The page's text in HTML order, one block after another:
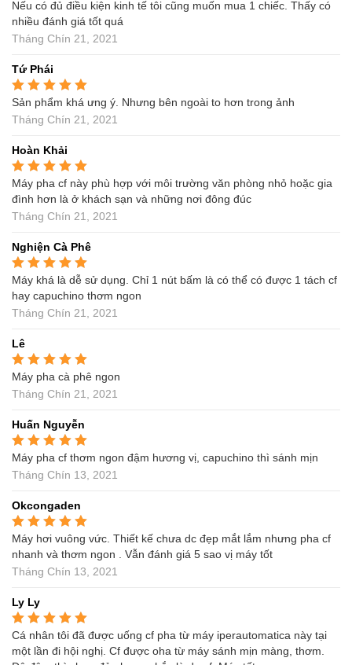
Được xếp hạng 55
sao
Nếu có đủ điều kiện kinh tế tôi cũng muốn mua 1 chiếc. Thấy có
nhiều đánh giá tốt quá
Tháng Chín 21, 2021
Tứ Phái
Được xếp hạng55
sao
Sản phẩm khá ưng ý. Nhưng bên ngoài to hơn trong ảnh
Tháng Chín 21, 2021
Hoàn Khải
Được xếp hạng 55
sao
Máy pha cf này phù hợp với môi trường văn phòng nhỏ hoặc gia
đình hơn là ở khách sạn và những nơi đông đúc
Tháng Chín 21, 2021
Nghiện Cà Phê
Được xếp hạng55
sao
Máy khá là dễ sử dụng. Chỉ 1 nút bấm là có thể có được 1 tách cf
hay capuchino thơm ngon
Tháng Chín 21, 2021
Lê
Được xếp hạng55
sao
Máy pha cà phê ngon
Tháng Chín 21, 2021
Huấn Nguyễn
Được xếp hạng5 5
sao
Máy pha cf thơm ngon đậm hương vị, capuchino thì sánh mịn
Tháng Chín 13, 2021
Okcongaden
Được xếp hạng55
sao
Máy hơi vuông vức. Thiết kế chưa dc đẹp mắt lắm nhưng pha cf
nhanh và thơm ngon . Vẫn đánh giá 5 sao vị máy tốt
Tháng Chín 13, 2021
Ly Ly
Được xếp hạng55
sao
Cá nhân tôi đã được uống cf pha từ máy iperautomatica này tại
một lần đi hội nghị. Cf được oha từ máy sánh mịn màng, thơm.